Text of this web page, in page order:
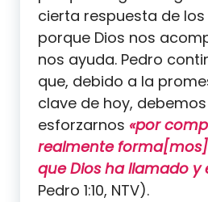
cierta respuesta de
porque Dios nos
nos ayuda. Pedro
que, debido a la
clave de hoy, debemos
esforzarnos «por
realmente
que Dios ha llamado y
Pedro 1:10, NTV).